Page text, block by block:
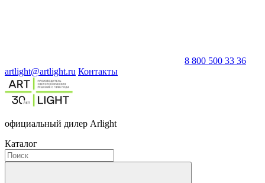
8 800 500 33 36
artlight@artlight.ru Контакты
официальный дилер Arlight
Каталог